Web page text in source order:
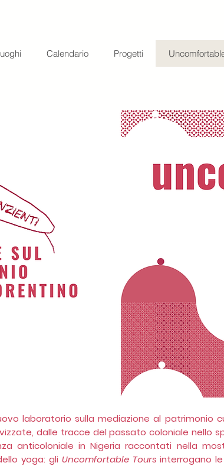
Calendario Progetti
laboratorio sulla mediazione al
dalle tracce del passato coloniale nello
anticoloniale in Nigeria raccontati nella
yoga: gli Uncomfortable Tours interrogano